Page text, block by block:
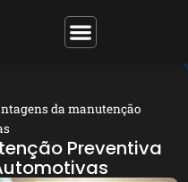
da manutenção
Preventiva